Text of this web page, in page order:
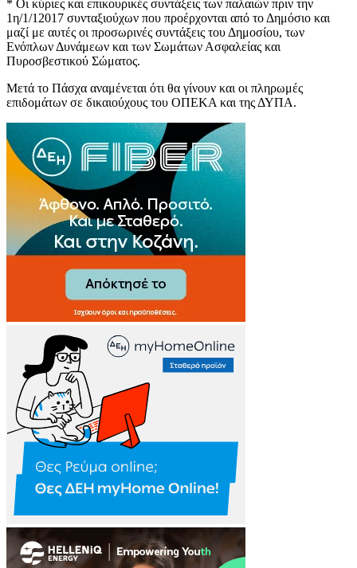
* Οι κύριες και επικουρικές συντάξεις των παλαιών πριν την
1η/1/12017 συνταξιούχων που προέρχονται από το Δημόσιο και
μαζί με αυτές οι προσωρινές συντάξεις του Δημοσίου, των
Ενόπλων Δυνάμεων και των Σωμάτων Ασφαλείας και
Πυροσβεστικού Σώματος.
Μετά το Πάσχα αναμένεται ότι θα γίνουν και οι πληρωμές
επιδομάτων σε δικαιούχους του ΟΠΕΚΑ και της ΔΥΠΑ.